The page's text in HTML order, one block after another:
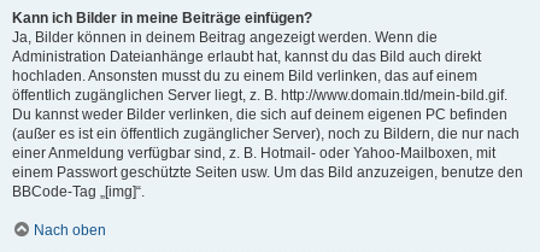
Kann ich Bilder in meine Beiträge einfügen?
Ja, Bilder können in deinem Beitrag angezeigt werden. Wenn die
Administration Dateianhänge erlaubt hat, kannst du das Bild auch direkt
hochladen. Ansonsten musst du zu einem Bild verlinken, das auf einem
öffentlich zugänglichen Server liegt, z. B. http://www.domain.tld/mein-bild.gif.
Du kannst weder Bilder verlinken, die sich auf deinem eigenen PC befinden
(außer es ist ein öffentlich zugänglicher Server), noch zu Bildern, die nur nach
einer Anmeldung verfügbar sind, z. B. Hotmail- oder Yahoo-Mailboxen, mit
einem Passwort geschützte Seiten usw. Um das Bild anzuzeigen, benutze den
BBCode-Tag „[img]“.
Nach oben